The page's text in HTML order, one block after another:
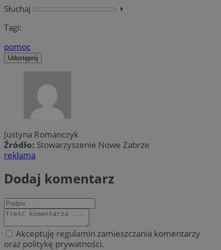
Słuchaj
⏵︎
Tagi:
pomoc
Udostępnij
Justyna Romanczyk
Źródło: Stowarzyszenie Nowe Zabrze
reklama
Dodaj komentarz
Akceptuję regulamin zamieszczania komentarzy
oraz politykę prywatności.